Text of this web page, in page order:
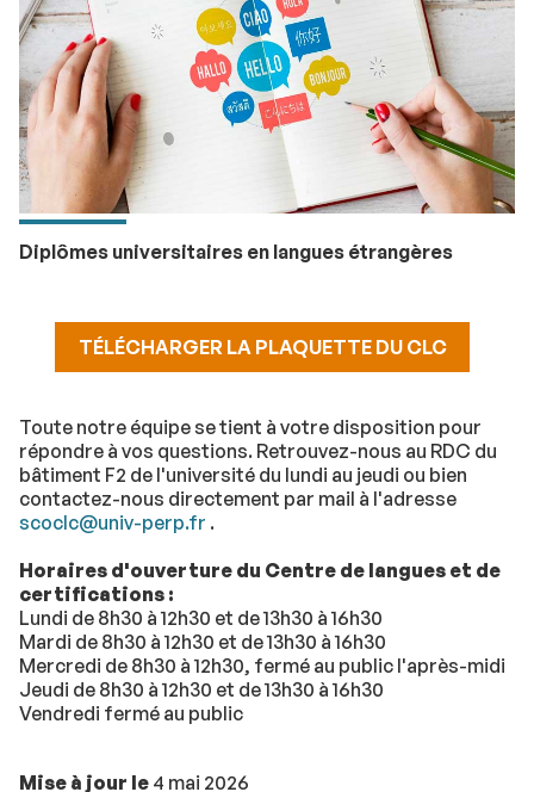
Diplômes universitaires en langues étrangères
TÉLÉCHARGER LA PLAQUETTE DU CLC
Toute notre équipe se tient à votre disposition pour
répondre à vos questions. Retrouvez-nous au RDC du
bâtiment F2 de l'université du lundi au jeudi ou bien
contactez-nous directement par mail à l'adresse
scoclc@univ-perp.fr .
Horaires d'ouverture du Centre de langues et de
certifications :
Lundi de 8h30 à 12h30 et de 13h30 à 16h30
Mardi de 8h30 à 12h30 et de 13h30 à 16h30
Mercredi de 8h30 à 12h30, fermé au public l'après-midi
Jeudi de 8h30 à 12h30 et de 13h30 à 16h30
Vendredi fermé au public
Mise à jour le 4 mai 2026